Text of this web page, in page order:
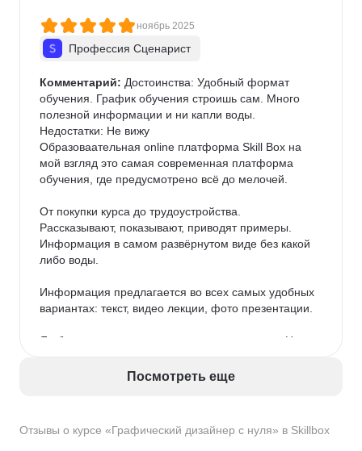
Отзывы о курсе «Графический дизайнер с нуля» в Skillbox
ноябрь 2025
Профессия Сценарист
Комментарий: Достоинства: Удобный формат
обучения. График обучения строишь сам. Много
полезной информации и ни капли воды.
Недостатки: Не вижу
Образоваательная online платформа Skill Box на
мой взгляд это самая современная платформа
обучения, где предусмотрено всё до мелочей.
От покупки курса до трудоустройства.
Рассказывают, показывают, приводят примеры.
Информация в самом развёрнутом виде без какой
либо воды.
Информация предлагается во всех самых удобных
вариантах: текст, видео лекции, фото презентации.
Я обучаюсь на курсе сценарного мастерства. На
лекции, презентации, а также текстовый формат.
практическое домашнее задание и проверяют
Посмотреть еще